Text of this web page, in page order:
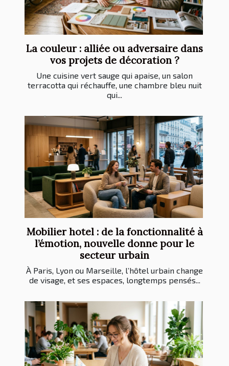
La couleur : alliée ou adversaire dans
vos projets de décoration ?
Une cuisine vert sauge qui apaise, un salon
terracotta qui réchauffe, une chambre bleu nuit
qui...
Mobilier hotel : de la fonctionnalité à
l’émotion, nouvelle donne pour le
secteur urbain
À Paris, Lyon ou Marseille, l’hôtel urbain change
de visage, et ses espaces, longtemps pensés...